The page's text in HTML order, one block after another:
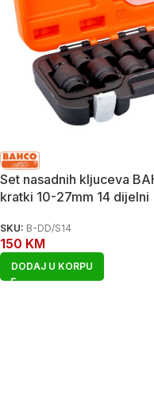
Set nasadnih kljuceva
kratki 10-27mm 14 dijelni
SKU: B-DD/S14
150 KM
DODAJ U KORPU